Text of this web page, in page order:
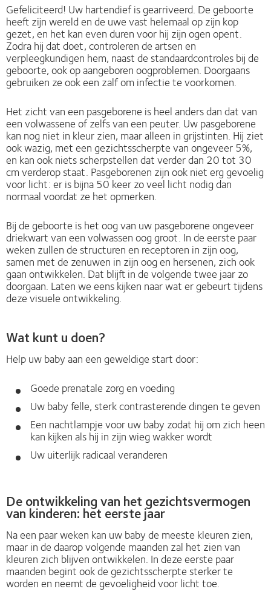
Gefeliciteerd! Uw hartendief is gearriveerd. De geboorte
heeft zijn wereld en de uwe vast helemaal op zijn kop
gezet, en het kan even duren voor hij zijn ogen opent.
Zodra hij dat doet, controleren de artsen en
verpleegkundigen hem, naast de standaardcontroles bij de
geboorte, ook op aangeboren oogproblemen. Doorgaans
gebruiken ze ook een zalf om infectie te voorkomen.
Het zicht van een pasgeborene is heel anders dan dat van
een volwassene of zelfs van een peuter. Uw pasgeborene
kan nog niet in kleur zien, maar alleen in grijstinten. Hij ziet
ook wazig, met een gezichtsscherpte van ongeveer 5%,
en kan ook niets scherpstellen dat verder dan 20 tot 30
cm verderop staat. Pasgeborenen zijn ook niet erg gevoelig
voor licht: er is bijna 50 keer zo veel licht nodig dan
normaal voordat ze het opmerken.
Bij de geboorte is het oog van uw pasgeborene ongeveer
driekwart van een volwassen oog groot. In de eerste paar
weken zullen de structuren en receptoren in zijn oog,
samen met de zenuwen in zijn oog en hersenen, zich ook
gaan ontwikkelen. Dat blijft in de volgende twee jaar zo
doorgaan. Laten we eens kijken naar wat er gebeurt tijdens
deze visuele ontwikkeling.
Wat kunt u doen?
Help uw baby aan een geweldige start door:
Goede prenatale zorg en voeding
Uw baby felle, sterk contrasterende dingen te geven
Een nachtlampje voor uw baby zodat hij om zich heen
kan kijken als hij in zijn wieg wakker wordt
Uw uiterlijk radicaal veranderen
De ontwikkeling van het gezichtsvermogen
van kinderen: het eerste jaar
Na een paar weken kan uw baby de meeste kleuren zien,
maar in de daarop volgende maanden zal het zien van
kleuren zich blijven ontwikkelen. In deze eerste paar
maanden begint ook de gezichtsscherpte sterker te
worden en neemt de gevoeligheid voor licht toe.